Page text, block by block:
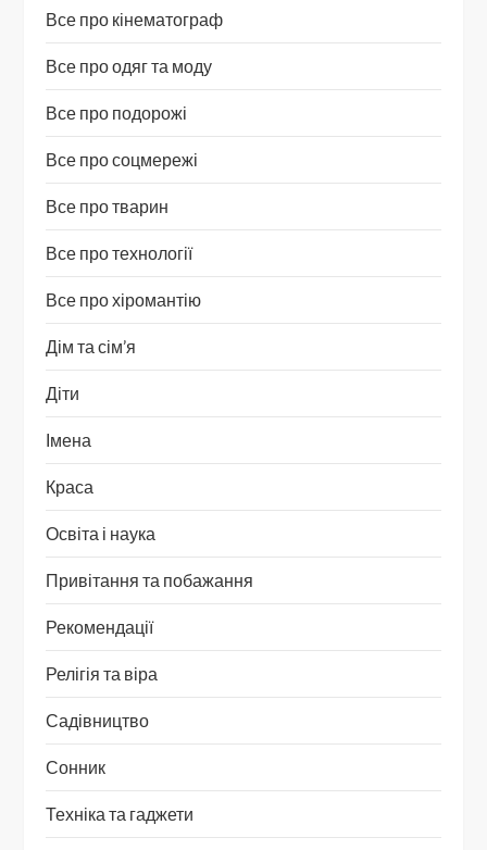
Все про кінематограф
Все про одяг та моду
Все про подорожі
Все про соцмережі
Все про тварин
Все про технології
Все про хіромантію
Дім та сім’я
Діти
Імена
Краса
Освіта і наука
Привітання та побажання
Рекомендації
Релігія та віра
Садівництво
Сонник
Техніка та гаджети